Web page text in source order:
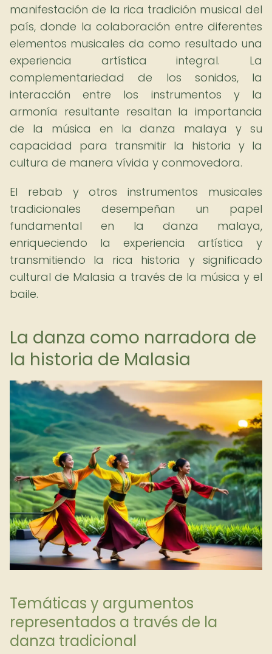
manifestación de la rica tradición musical del
país, donde la colaboración entre diferentes
elementos musicales da como resultado una
experiencia artística integral. La
complementariedad de los sonidos, la
interacción entre los instrumentos y la
armonía resultante resaltan la importancia
de la música en la danza malaya y su
capacidad para transmitir la historia y la
cultura de manera vívida y conmovedora.
El rebab y otros instrumentos musicales
tradicionales desempeñan un papel
fundamental en la danza malaya,
enriqueciendo la experiencia artística y
transmitiendo la rica historia y significado
cultural de Malasia a través de la música y el
baile.
La danza como narradora de
la historia de Malasia
Temáticas y argumentos
representados a través de la
danza tradicional